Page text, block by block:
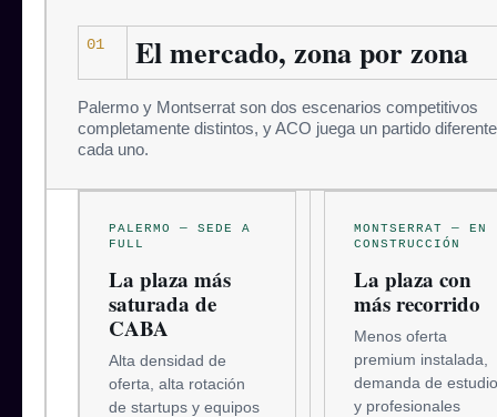
01 El mercado, zona por zona
Palermo y Montserrat son dos escenarios competitivos
completamente distintos, y ACO juega un partido
cada uno.
PALERMO — SEDE A
FULL
La plaza más
saturada de
CABA
Alta densidad de
oferta, alta rotación
de startups y equipos
MONTSERRAT — EN
CONSTRUCCIÓN
La plaza con
más recorrido
Menos oferta
premium instalada,
demanda de
y profesionales